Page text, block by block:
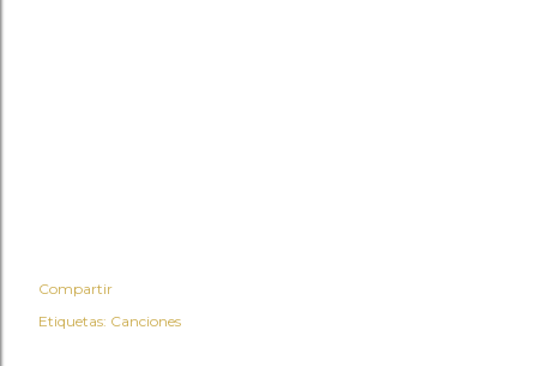
Compartir
Etiquetas: Canciones